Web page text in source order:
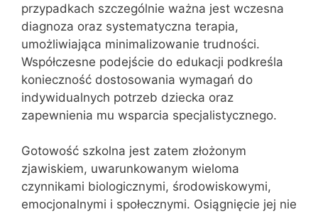
przypadkach szczególnie ważna jest wczesna
diagnoza oraz systematyczna terapia,
umożliwiająca minimalizowanie trudności.
Współczesne podejście do edukacji podkreśla
konieczność dostosowania wymagań do
indywidualnych potrzeb dziecka oraz
zapewnienia mu wsparcia specjalistycznego.
Gotowość szkolna jest zatem złożonym
zjawiskiem, uwarunkowanym wieloma
czynnikami biologicznymi, środowiskowymi,
emocjonalnymi i społecznymi. Osiągnięcie jej nie